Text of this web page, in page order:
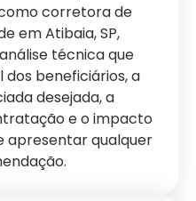
corretora de
em Atibaia, SP,
técnica que
beneficiários, a
desejada, a
e o impacto
apresentar qualquer